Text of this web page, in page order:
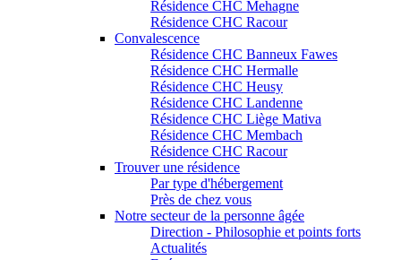
Résidence CHC Mehagne
Résidence CHC Racour
Convalescence
Résidence CHC Banneux Fawes
Résidence CHC Hermalle
Résidence CHC Heusy
Résidence CHC Landenne
Résidence CHC Liège Mativa
Résidence CHC Membach
Résidence CHC Racour
Trouver une résidence
Par type d'hébergement
Près de chez vous
Notre secteur de la personne âgée
Direction - Philosophie et points forts
Actualités